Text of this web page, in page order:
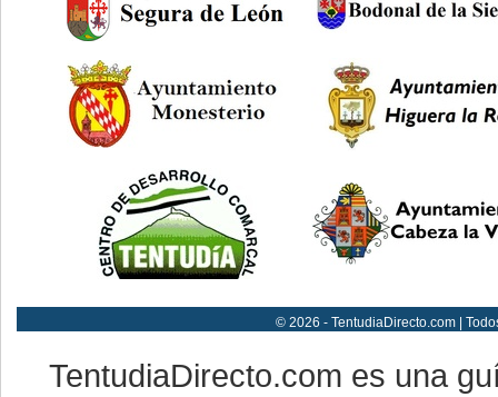
© 2026 - TentudiaDirecto.com |
TentudiaDirecto.com es una